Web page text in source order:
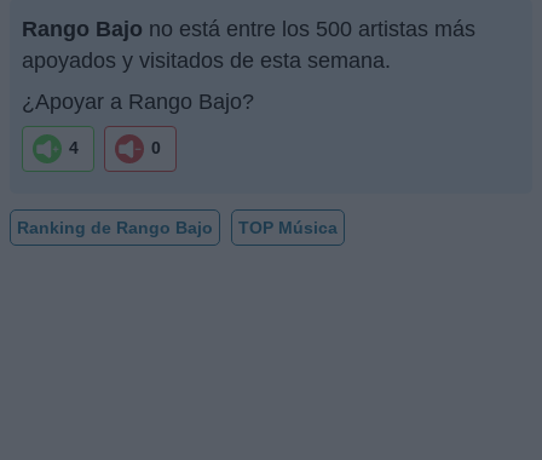
Rango Bajo no está entre los 500 artistas más
apoyados y visitados de esta semana.
¿Apoyar a Rango Bajo?
4 0
Ranking de Rango Bajo TOP Música